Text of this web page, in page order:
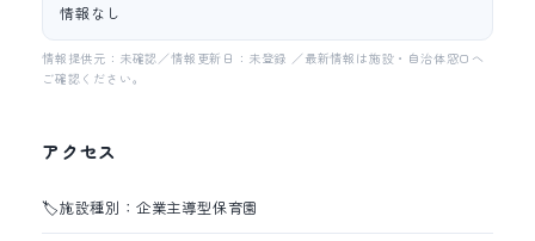
情報なし
情報提供元：未確認／情報更新日：未登録 ／最新情報は施設・自治体窓口へ
ご確認ください。
アクセス
🏷️施設種別：企業主導型保育園